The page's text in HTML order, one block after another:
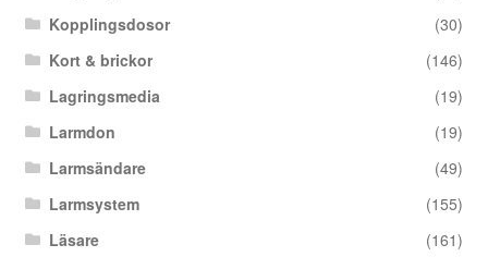
Kopplingsdosor
(30)
Kort & brickor
(146)
Lagringsmedia
(19)
Larmdon
(19)
Larmsändare
(49)
Larmsystem
(155)
Läsare
(161)